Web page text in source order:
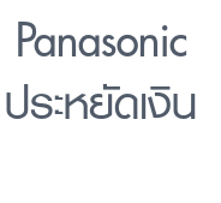
ะหยัดเงิน